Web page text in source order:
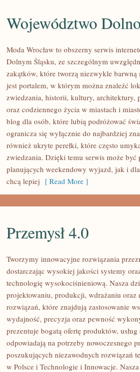
Województwo
Moda Wrocław to obszerny serwis
Dolnym Śląsku, ze szczególnym
zakątków, które tworzą niezwykle barwną
jest portalem, w którym można znaleźć
zwiedzania, historii, kultury, architektury,
oraz codziennego życia w miastach i
blog dla osób, które lubią podróżować
ogranicza się wyłącznie do najbardziej
również ukryte perełki, które często
zwiedzania. Dzięki temu serwis może
planujących weekendowy wyjazd, jak i
chcą lepiej [ Read More ]
Przemysł 4.0
Tworzymy innowacyjne rozwiązania
dostarczając wysokiej jakości systemy
technologię wysokociśnieniową. Nasza
projektowaniu, produkcji, wdrażaniu oraz
rozwiązań, które znajdują zastosowanie
wydajność, precyzja oraz pewność
prezentuje bogatą ofertę produktów,
odpowiadają na potrzeby nowoczesnego
poszukujących niezawodnych rozwiązań
w Polsce i Technologie i Innowacje.